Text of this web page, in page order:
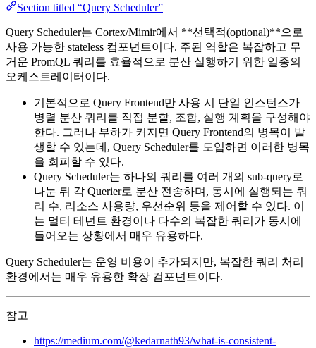
Section titled “Query Scheduler”
Query Scheduler는 Cortex/Mimir에서 **선택적(optional)**으로
사용 가능한 stateless 컴포넌트이다. 주된 역할은 복잡하고 무
거운 PromQL 쿼리를 효율적으로 분산 실행하기 위한 일종의
오케스트레이터이다.
기본적으로 Query Frontend만 사용 시 단일 인스턴스가
병렬 분산 쿼리를 직접 분할, 조합, 실행 계획을 구성해야
한다. 그러나 부하가 커지면 Query Frontend의 병목이 발
생할 수 있는데, Query Scheduler를 도입하면 이러한 병목
을 회피할 수 있다.
Query Scheduler는 하나의 쿼리를 여러 개의 sub-query로
나눈 뒤 각 Querier로 분산 전송하며, 동시에 실행되는 쿼
리 수, 리소스 사용량, 우선순위 등을 제어할 수 있다. 이
는 멀티 테넌트 환경이나 다수의 복잡한 쿼리가 동시에
들어오는 상황에서 매우 유용하다.
Query Scheduler는 운영 비용이 추가되지만, 복잡한 쿼리 처리
환경에서는 매우 유용한 확장 컴포넌트이다.
참고
https://medium.com/@kedarnath93/what-is-consistent-